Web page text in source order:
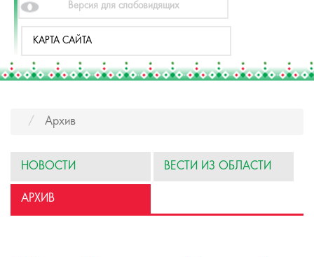
Версия для слабовидящих
КАРТА САЙТА
Архив
НОВОСТИ ВЕСТИ ИЗ ОБЛАСТИ
АРХИВ